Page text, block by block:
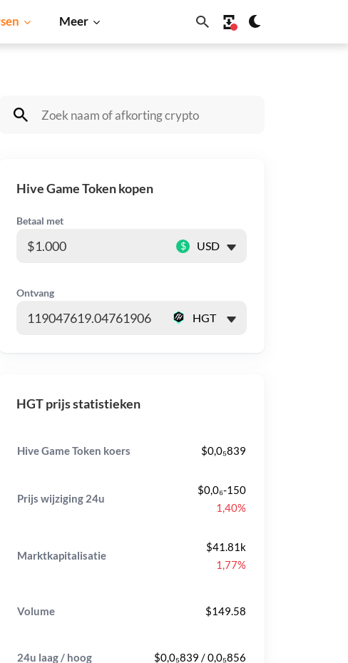
Meer
Shiba Inu Dogecoin Solana
Hive Game Token kopen
Betaal met
$
Ontvang
HGT prijs statistieken
Hive Game Token koers $0,0₅839
Prijs wijziging 24u
$0,0₆-150
1,40%
Marktkapitalisatie
$41.81k
1,77%
Volume $149.58
24u laag / hoog $0,0₅839 / 0,0₅856